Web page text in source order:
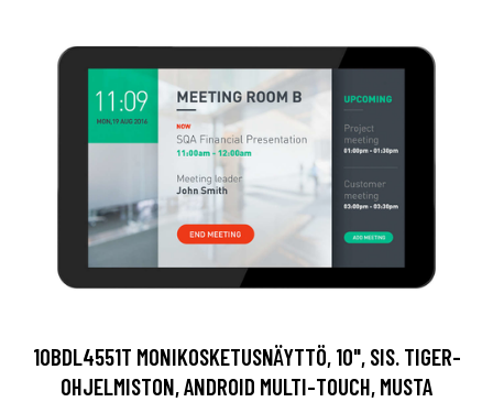
10BDL4551T MONIKOSKETUSNÄYTTÖ, 10", SIS. TIGER-
OHJELMISTON, ANDROID MULTI-TOUCH, MUSTA